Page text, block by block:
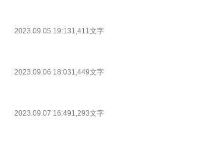
2023.09.05 19:131,411文字
2023.09.06 18:031,449文字
2023.09.07 16:491,293文字